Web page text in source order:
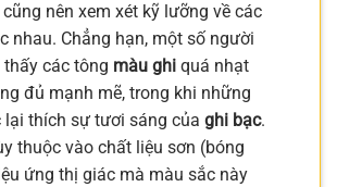
nên xem xét kỹ lưỡng về các
nhau. Chẳng hạn, một số người
các tông màu ghi quá nhạt
đủ mạnh mẽ, trong khi những
lại thích sự tươi sáng của ghi bạc.
thuộc vào chất liệu sơn (bóng
ứng thị giác mà màu sắc này